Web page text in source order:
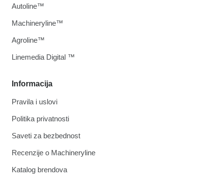
Informacija
Pravila i uslovi
Politika privatnosti
Saveti za bezbednost
Recenzije o Machineryline
Katalog brendova
Autoline™
Machineryline™
Agroline™
Linemedia Digital ™